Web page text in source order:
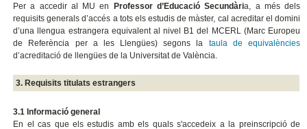
Per a accedir al MU en Professor d’Educació Secundària, a més dels
requisits generals d’accés a tots els estudis de màster, cal acreditar el domini
d’una llengua estrangera equivalent al nivel B1 del MCERL (Marc Europeu
de Referència per a les Llengües) segons la taula de equivalències
d’acreditació de llengües de la Universitat de València.
3. Requisits titulats estrangers
3.1 Informació general
En el cas que els estudis amb els quals s'accedeix a la preinscripció de